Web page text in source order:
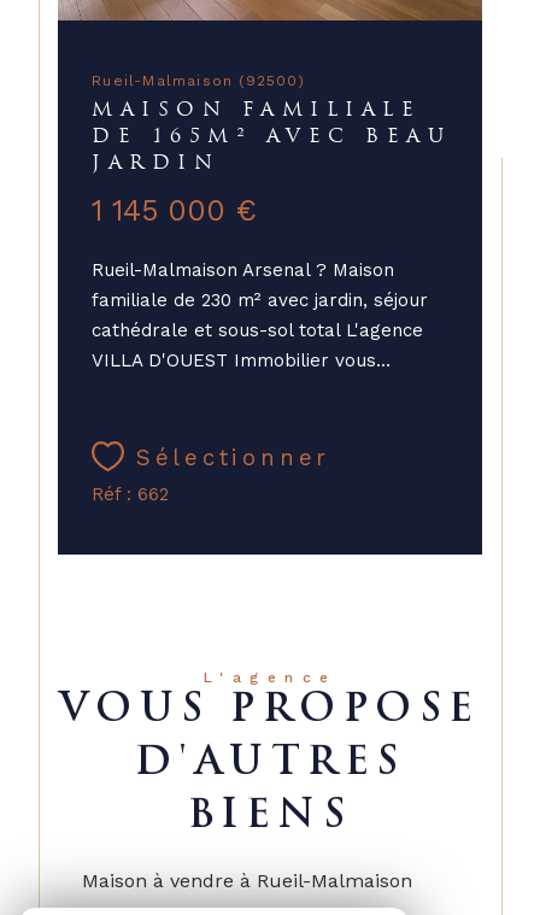
Rueil-Malmaison (92500)
MAISON FAMILIALE
DE 165M² AVEC BEAU
JARDIN
1 145 000 €
Rueil-Malmaison Arsenal ? Maison
familiale de 230 m² avec jardin, séjour
cathédrale et sous-sol total L'agence
VILLA D'OUEST Immobilier vous...
Sélectionner
Réf : 662
L'agence
VOUS PROPOSE
D'AUTRES
BIENS
Maison à vendre à Rueil-Malmaison